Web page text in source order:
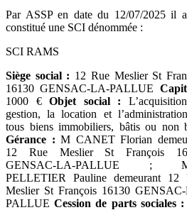
Par ASSP en date du 12/07/2025 il
constitué une SCI dénommée :
SCI RAMS
Siège social : 12 Rue Meslier St
16130 GENSAC-LA-PALLUE
1000 € Objet social :
gestion, la location et
tous biens immobiliers, bâtis ou non
Gérance : M CANET Florian
12 Rue Meslier St François
GENSAC-LA-PALLUE ;
PELLETIER Pauline demeurant 12
Meslier St François 16130
PALLUECession de parts sociales :